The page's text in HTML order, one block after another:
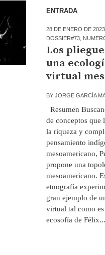
ENTRADA
28 DE ENERO DE 2023
DOSSIER#73
Los
una
virtual
BYJORGE GARCÍA
Resumen
de conceptos que
la riqueza y
pensamiento
mesoamericano,
propone una
mesoamericano.
etnografía
gran ejemplo de
virtual tal como es
ecosofía de Félix...